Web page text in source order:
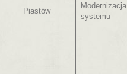
Piastów
Modernizacja
systemu